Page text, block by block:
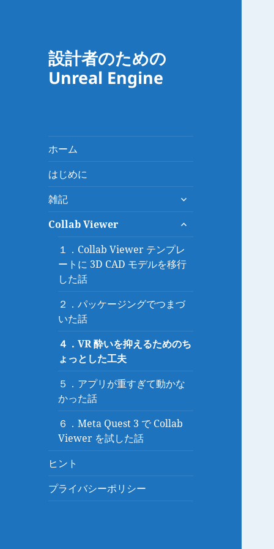
設計者のための
Unreal Engine
ホーム
はじめに
雑記
サ
メ
ュ
ー
開
Collab Viewer
サ
メ
ニ
を
１．Collab Viewer テンプレ
ートに 3D CAD モデルを移行
した話
２．パッケージングでつまづ
いた話
４．VR 酔いを抑えるためのち
ょっとした工夫
５．アプリが重すぎて動かな
かった話
６．Meta Quest 3 で Collab
Viewer を試した話
ヒント
プライバシーポリシー